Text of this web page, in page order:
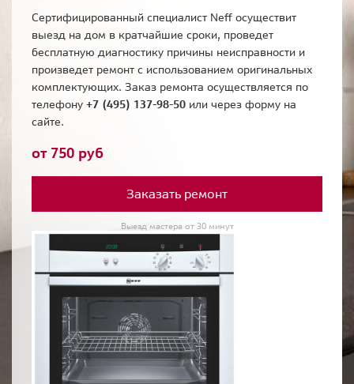
Сертифицированный специалист Neff осуществит
выезд на дом в кратчайшие сроки, проведет
бесплатную диагностику причины неисправности и
произведет ремонт с использованием оригинальных
комплектующих. Заказ ремонта осуществляется по
телефону +7 (495) 137-98-50 или через форму на
сайте.
от 750 руб
Заказать ремонт
Выезд мастера от 30 минут